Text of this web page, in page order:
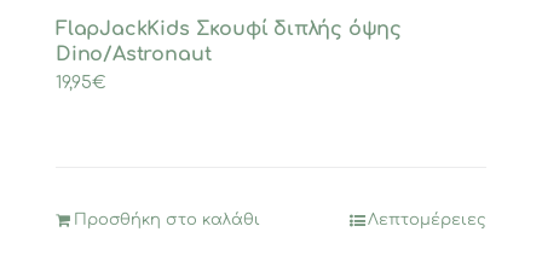
FlapJackKids Σκουφί διπλής όψης
Dino/Astronaut
19,95€
Προσθήκη στο καλάθι Λεπτομέρειες